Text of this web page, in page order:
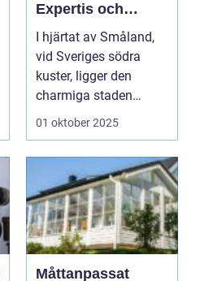
Expertis och
tillförlitlighet i
småstadsformat
I hjärtat av Småland,
vid Sveriges södra
kuster, ligger den
charmiga staden
Oskarsha...
01 oktober 2025
Måttanpassat